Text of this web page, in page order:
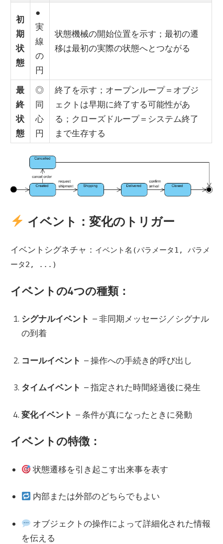
初
期
状
態
●
実
線
の
円
状態機械の開始位置を示す；最初の遷
移は最初の実際の状態へとつながる
最
終
状
態
◎
同
心
円
終了を示す；オープンループ＝オブジ
ェクトは早期に終了する可能性があ
る；クローズドループ＝システム終了
まで生存する
イベント：変化のトリガー
イベントシグネチャ： イベント名(パラメータ1, パラメ
ータ2, ...)
イベントの4つの種類：
シグナルイベント – 非同期メッセージ／シグナル
の到着
コールイベント – 操作への手続き的呼び出し
タイムイベント – 指定された時間経過後に発生
変化イベント – 条件が真になったときに発動
イベントの特徴：
状態遷移を引き起こす出来事を表す
内部または外部のどちらでもよい
オブジェクトの操作によって詳細化された情報
を伝える